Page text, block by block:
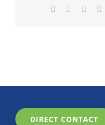
Facebook Reddit
DIRECT CONTACT